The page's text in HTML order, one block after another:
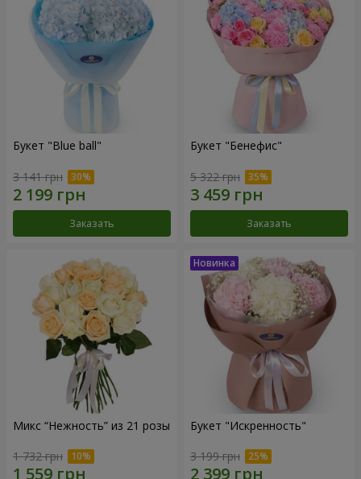
Букет "Blue ball"
3 141 грн
Заказать
Букет "Бенефис"
5 322 грн
Заказать
Микс “Нежность” из 21 розы
1 732 грн
Букет "Искренность"
3 199 грн